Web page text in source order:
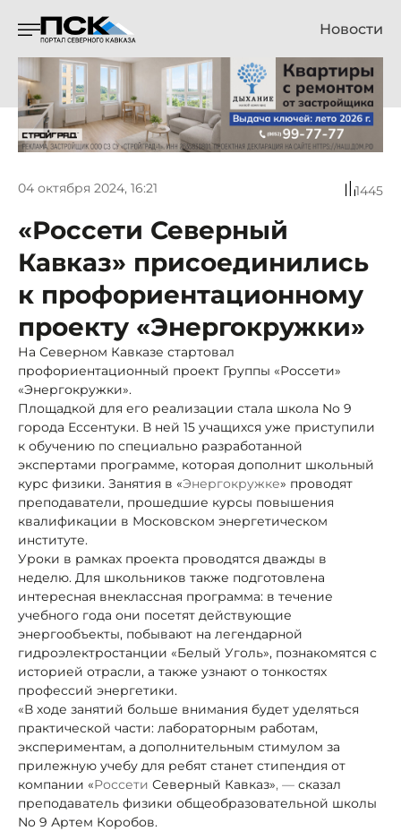
Новости
04 октября 2024, 16:21 1445
«Россети Северный
Кавказ» присоединились
к профориентационному
проекту «Энергокружки»
На Северном Кавказе стартовал
профориентационный проект Группы «Россети»
«Энергокружки».
Площадкой для его реализации стала школа No 9
города Ессентуки. В ней 15 учащихся уже приступили
к обучению по специально разработанной
экспертами программе, которая дополнит школьный
курс физики. Занятия в «Энергокружке» проводят
преподаватели, прошедшие курсы повышения
квалификации в Московском энергетическом
институте.
Уроки в рамках проекта проводятся дважды в
неделю. Для школьников также подготовлена
интересная внеклассная программа: в течение
учебного года они посетят действующие
энергообъекты, побывают на легендарной
гидроэлектростанции «Белый Уголь», познакомятся с
историей отрасли, а также узнают о тонкостях
профессий энергетики.
«В ходе занятий больше внимания будет уделяться
практической части: лабораторным работам,
экспериментам, а дополнительным стимулом за
прилежную учебу для ребят станет стипендия от
компании «Россети Северный Кавказ», — сказал
преподаватель физики общеобразовательной школы
No 9 Артем Коробов.